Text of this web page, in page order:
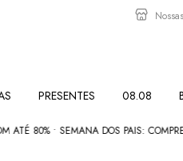
PRESENTES 08.08
80% • SEMANA DOS PAIS: COMPRE 02